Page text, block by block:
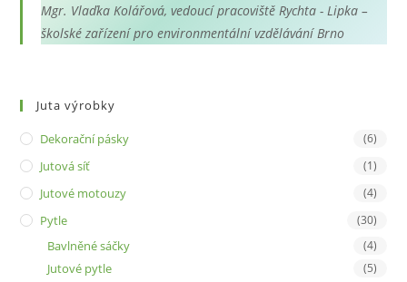
Mgr. Vlaďka Kolářová, vedoucí pracoviště Rychta - Lipka –
školské zařízení pro environmentální vzdělávání Brno
Juta výrobky
Dekorační pásky (6)
Jutová síť (1)
Jutové motouzy (4)
Pytle (30)
Bavlněné sáčky (4)
Jutové pytle (5)